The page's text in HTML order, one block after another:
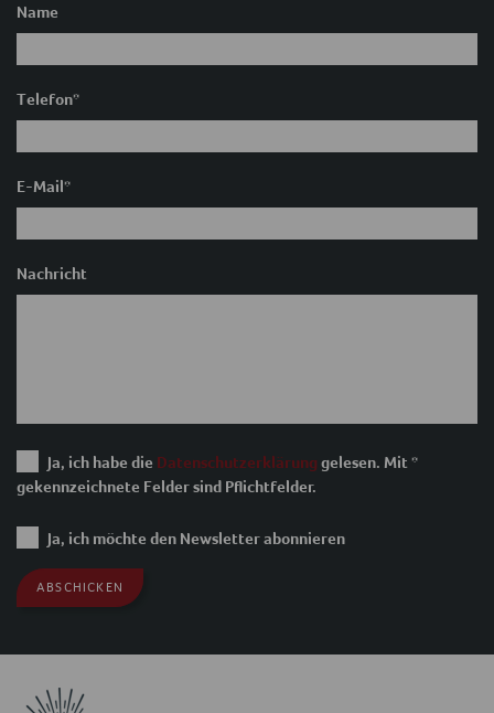
Name
Telefon*
E-Mail*
Nachricht
Ja, ich habe die Datenschutzerklärung gelesen. Mit *
gekennzeichnete Felder sind Pflichtfelder.
Ja, ich möchte den Newsletter abonnieren